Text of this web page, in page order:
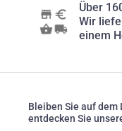
Über
Wir
einem
Bleiben Sie auf dem
entdecken Sie